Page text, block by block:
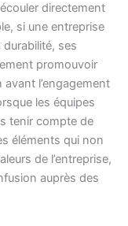
directement
si une entreprise
ses
promouvoir
l’engagement
les équipes
tenir compte de
éléments qui non
de l’entreprise,
auprès des